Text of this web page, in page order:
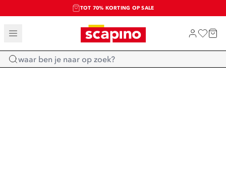
TOT 70% KORTING OP SALE
SALE: LAATSTE KANS!
SHOP NIEUW
Home